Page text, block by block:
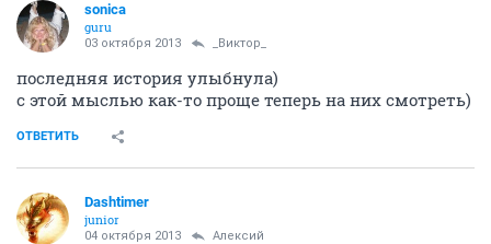
sonica
guru
03 октября 2013 _Виктор_
последняя история улыбнула)
с этой мыслью как-то проще теперь на них смотреть)
ОТВЕТИТЬ
Dashtimer
junior
04 октября 2013 Алексий